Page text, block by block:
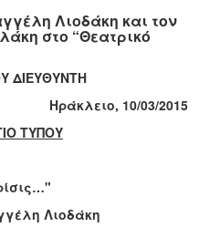
Λιοδάκη και τον
στο “Θεατρικό
ΔΙΕΥΘΥΝΤΗ
Ηράκλειο, 10/03/2015
ΤΥΠΟΥ
Λιοδάκη